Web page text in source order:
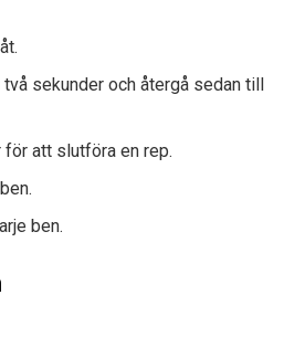
sekunder och återgå sedan till
att slutföra en rep.
ben.